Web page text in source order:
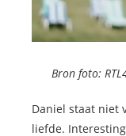
Bron foto:
Daniel staat niet
liefde.